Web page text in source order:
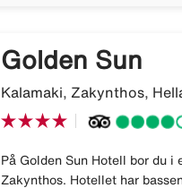
Golden Sun
Kalamaki, Zakynthos,
På Golden Sun Hotell bor du
Zakynthos. Hotellet har